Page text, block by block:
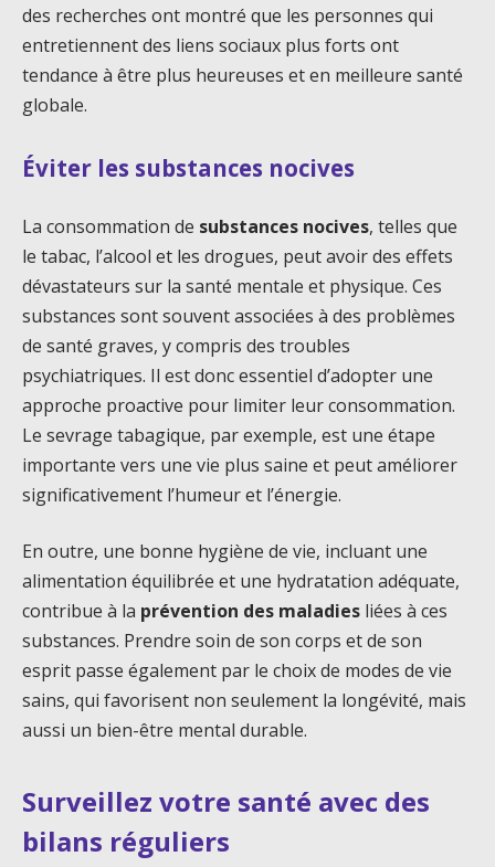
des recherches ont montré que les personnes qui
entretiennent des liens sociaux plus forts ont
tendance à être plus heureuses et en meilleure santé
globale.
Éviter les substances nocives
La consommation de substances nocives, telles que
le tabac, l’alcool et les drogues, peut avoir des effets
dévastateurs sur la santé mentale et physique. Ces
substances sont souvent associées à des problèmes
de santé graves, y compris des troubles
psychiatriques. Il est donc essentiel d’adopter une
approche proactive pour limiter leur consommation.
Le sevrage tabagique, par exemple, est une étape
importante vers une vie plus saine et peut améliorer
significativement l’humeur et l’énergie.
En outre, une bonne hygiène de vie, incluant une
alimentation équilibrée et une hydratation adéquate,
contribue à la prévention des maladies liées à ces
substances. Prendre soin de son corps et de son
esprit passe également par le choix de modes de vie
sains, qui favorisent non seulement la longévité, mais
aussi un bien-être mental durable.
Surveillez votre santé avec des
bilans réguliers